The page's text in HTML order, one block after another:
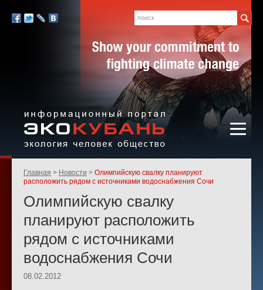
«ЭКО-КУБАНЬ»
человек,
общество
Родительские
страницы:
Главная Новости
Олимпийскую свалку планируют
расположить рядом с источниками водоснабжения Сочи
Олимпийскую свалку
планируют расположить
рядом с источниками
водоснабжения Сочи
08.02.2012
Мы
Поиск